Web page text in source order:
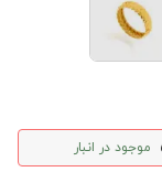
موجود در انبار